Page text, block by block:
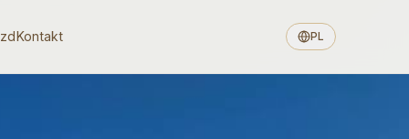
Kontakt PL